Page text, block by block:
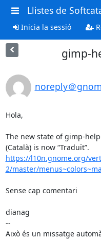
Llistes de
Inicia la sessió
gimp-
noreply＠
Hola,
The new state of gimp-
https://l10n.gnome.org/
2/master/
Sense cap comentari
dianag
--
Això és un missatge